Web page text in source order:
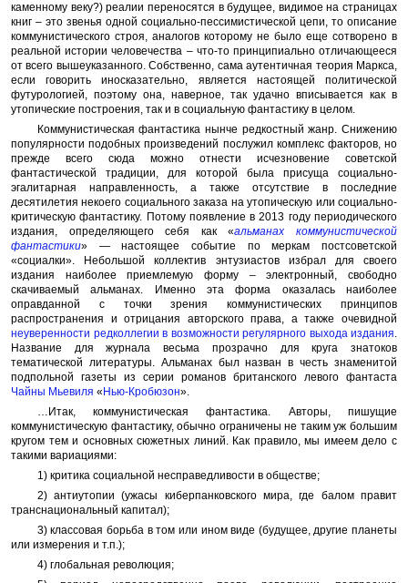
каменному веку?) реалии переносятся в будущее, видимое на страницах
книг – это звенья одной социально-пессимистической цепи, то описание
коммунистического строя, аналогов которому не было еще сотворено в
реальной истории человечества – что-то принципиально отличающееся
от всего вышеуказанного. Собственно, сама аутентичная теория Маркса,
если говорить иносказательно, является настоящей политической
футурологией, поэтому она, наверное, так удачно вписывается как в
утопические построения, так и в социальную фантастику в целом.
Коммунистическая фантастика нынче редкостный жанр. Снижению
популярности подобных произведений послужил комплекс факторов, но
прежде всего сюда можно отнести исчезновение советской
фантастической традиции, для которой была присуща социально-
эгалитарная направленность, а также отсутствие в последние
десятилетия некоего социального заказа на утопическую или социально-
критическую фантастику. Потому появление в 2013 году периодического
издания, определяющего себя как «альманах коммунистической
фантастики» — настоящее событие по меркам постсоветской
«социалки». Небольшой коллектив энтузиастов избрал для своего
издания наиболее приемлемую форму – электронный, свободно
скачиваемый альманах. Именно эта форма оказалась наиболее
оправданной с точки зрения коммунистических принципов
распространения и отрицания авторского права, а также очевидной
неуверенности редколлегии в возможности регулярного выхода издания.
Название для журнала весьма прозрачно для круга знатоков
тематической литературы. Альманах был назван в честь знаменитой
подпольной газеты из серии романов британского левого фантаста
Чайны Мьевиля « Нью-Кробюзон».
…Итак, коммунистическая фантастика. Авторы, пишущие
коммунистическую фантастику, обычно ограничены не таким уж большим
кругом тем и основных сюжетных линий. Как правило, мы имеем дело с
такими вариациями:
1) критика социальной несправедливости в обществе;
2) антиутопии (ужасы киберпанковского мира, где балом правит
транснациональный капитал);
3) классовая борьба в том или ином виде (будущее, другие планеты
или измерения и т.п.);
4) глобальная революция;